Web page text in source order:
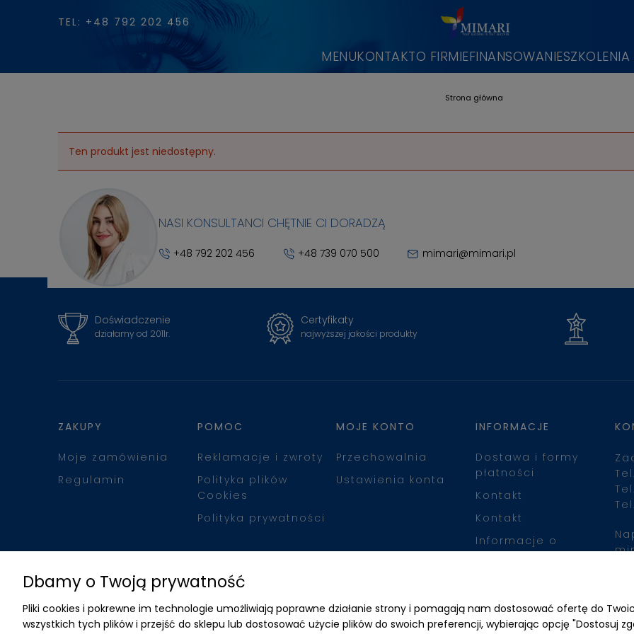
TEL: +48 792 202 456
MENUKONTAKTO FIRMIEFINANSOWANIESZKOLENIA
Strona główna
Ten produkt jest niedostępny.
NASI KONSULTANCI CHĘTNIE CI DORADZĄ
+48 792 202 456 +48 739 070 500 mimari@mimari.pl
Doświadczenie
działamy od 2011r.
Certyfikaty
najwyższej jakości produkty
ZAKUPY
Moje zamówienia
Regulamin
POMOC
Reklamacje i zwroty
Polityka plików
Cookies
Polityka prywatności
MOJE KONTO
Przechowalnia
Ustawienia konta
INFORMACJE
Dostawa i formy
płatności
Kontakt
Kontakt
Informacje o
Dbamy o Twoją prywatność
Pliki cookies i pokrewne im technologie umożliwiają poprawne działanie strony i pomagają nam dostosować ofertę do
wszystkich tych plików i przejść do sklepu lub dostosować użycie plików do swoich preferencji, wybierając opcję "Dostosuj